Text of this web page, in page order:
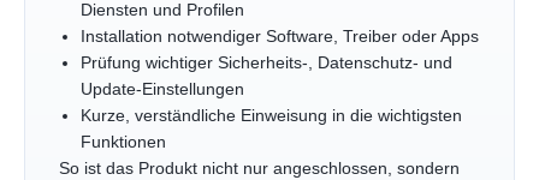
Diensten und Profilen
Installation notwendiger Software, Treiber oder Apps
Prüfung wichtiger Sicherheits-, Datenschutz- und
Update-Einstellungen
Kurze, verständliche Einweisung in die wichtigsten
Funktionen
So ist das Produkt nicht nur angeschlossen, sondern